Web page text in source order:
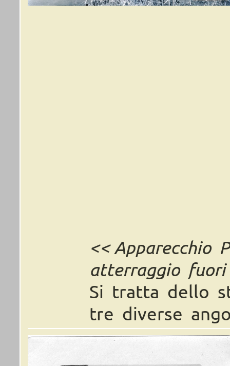
<< Apparecchio
atterraggio
Si tratta dello
tre diverse